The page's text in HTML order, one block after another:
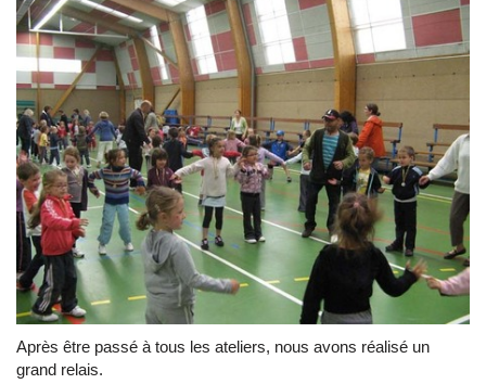
Après être passé à tous les ateliers, nous avons réalisé un
grand relais.